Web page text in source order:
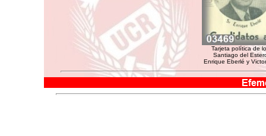
Tarjeta política de
Santiago del
Enrique Eberlé y